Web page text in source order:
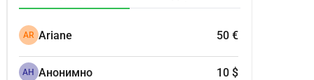
AR Ariane 50 €
АН Анонимно 10 $